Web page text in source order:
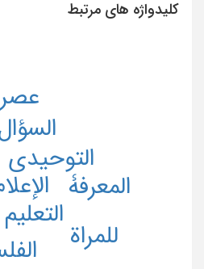
کلیدواژه های مرتبط
التعلیم
التوحیدی
المعرفۀ
للمراة